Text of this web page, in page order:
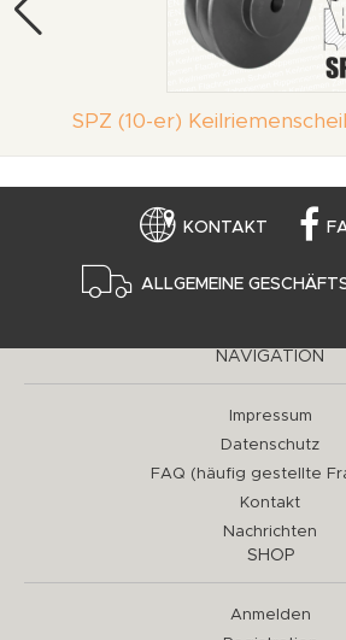
SPZ (10-er)
KONTAKT
ALLGEMEINE
NAVIGATION
Impressum
Datenschutz
FAQ (häufig gestellte
Kontakt
Nachrichten
SHOP
Anmelden